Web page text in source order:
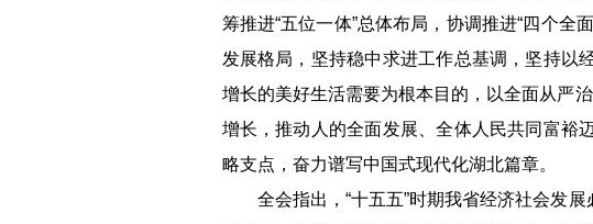
筹推进“五位一体”总体布局，协调推进“四个
发展格局，坚持稳中求进工作总基调，坚持以
增长的美好生活需要为根本目的，以全面从严
增长，推动人的全面发展、全体人民共同富裕
略支点，奋力谱写中国式现代化湖北篇章。
全会指出，“十五五”时期我省经济社会发